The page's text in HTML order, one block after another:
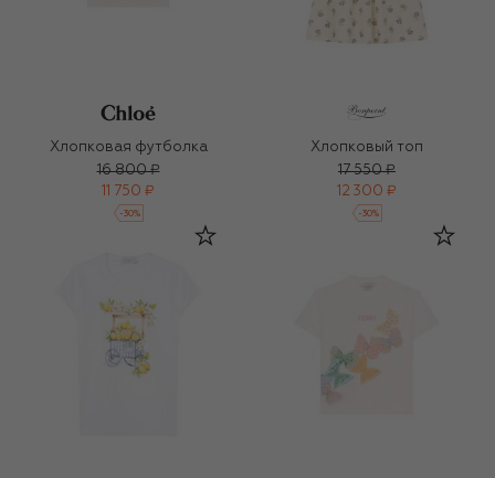
Хлопковая футболка
16 800 ₽
11 750 ₽
-30%
Хлопковый топ
17 550 ₽
12 300 ₽
-30%